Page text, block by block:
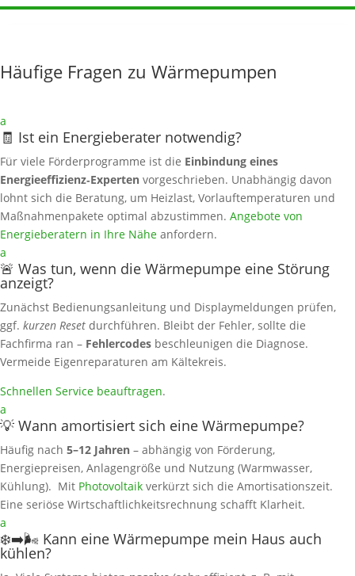
Häufige Fragen zu Wärmepumpen
a
🧾 Ist ein Energieberater notwendig?
Für viele Förderprogramme ist die Einbindung eines
Energieeffizienz‑Experten vorgeschrieben. Unabhängig davon
lohnt sich die Beratung, um Heizlast, Vorlauftemperaturen und
Maßnahmenpakete optimal abzustimmen. Angebote von
Energieberatern in Ihre Nähe anfordern.
a
🚨 Was tun, wenn die Wärmepumpe eine Störung
anzeigt?
Zunächst Bedienungsanleitung und Displaymeldungen prüfen,
ggf. kurzen Reset durchführen. Bleibt der Fehler, sollte die
Fachfirma ran – Fehlercodes beschleunigen die Diagnose.
Vermeide Eigenreparaturen am Kältekreis.
Schnellen Service beauftragen.
a
💡 Wann amortisiert sich eine Wärmepumpe?
Häufig nach 5–12 Jahren – abhängig von Förderung,
Energiepreisen, Anlagengröße und Nutzung (Warmwasser,
Kühlung). Mit Photovoltaik verkürzt sich die Amortisationszeit.
Eine seriöse Wirtschaftlichkeitsrechnung schafft Klarheit.
a
❄️➡️🌬️ Kann eine Wärmepumpe mein Haus auch
kühlen?